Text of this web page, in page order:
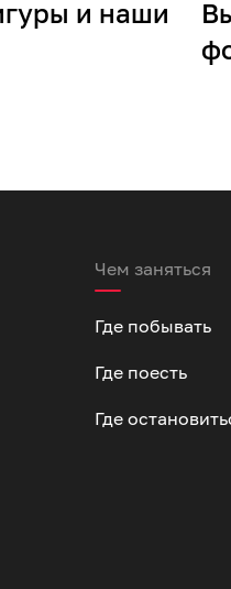
и наши
Чем заняться
Где побывать
Где поесть
Где